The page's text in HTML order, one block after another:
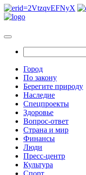
Город
По закону
Берегите природу
Наследие
Спецпроекты
Здоровье
Вопрос-ответ
Страна и мир
Финансы
Люди
Пресс-центр
Культура
Спорт